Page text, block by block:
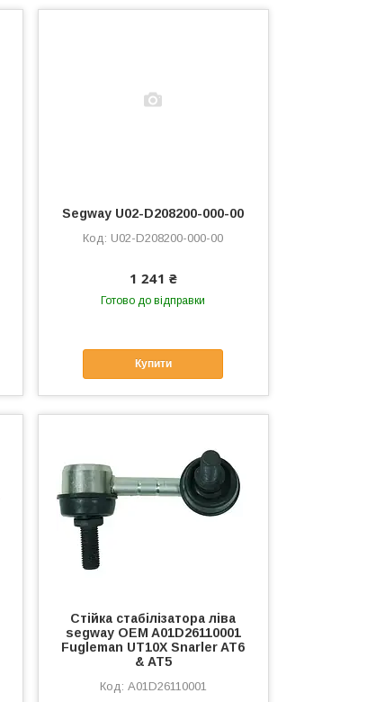
Segway U02-D208200-000-00
U02-D208200-000-00
1 241 ₴
Готово до відправки
Купити
Стійка стабілізатора ліва
segway OEM A01D26110001
Fugleman UT10X Snarler AT6
& AT5
A01D26110001